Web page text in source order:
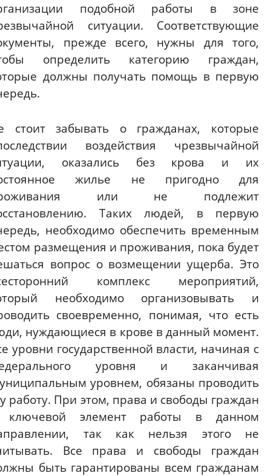
подобной работы в зоне
ситуации. Соответствующие
прежде всего, нужны для того,
определить категорию граждан,
должны получать помощь в первую
стоит забывать о гражданах, которые
воздействия чрезвычайной
оказались без крова и их
жилье не пригодно для
или не подлежит
Таких людей, в первую
необходимо обеспечить временным
размещения и проживания, пока будет
вопрос о возмещении ущерба. Это
комплекс мероприятий,
необходимо организовывать и
своевременно, понимая, что есть
нуждающиеся в крове в данный момент.
уровни государственной власти, начиная с
уровня и заканчивая
уровнем, обязаны проводить
работу. При этом, права и свободы граждан
элемент работы в данном
так как нельзя этого не
Все права и свободы граждан
быть гарантированы всем гражданам